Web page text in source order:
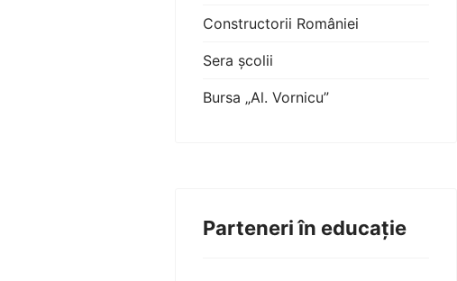
Constructorii României
Sera școlii
Bursa „Al. Vornicu”
Parteneri în educație